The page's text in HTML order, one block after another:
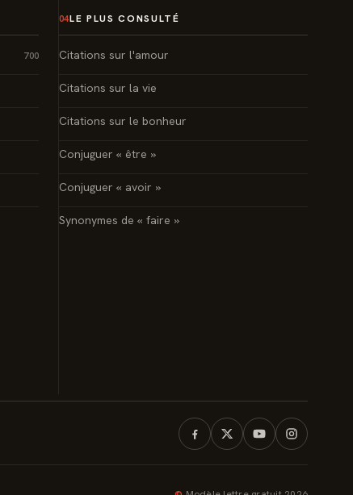
700
04LE PLUS CONSULTÉ
Citations sur l'amour
Citations sur la vie
Citations sur le bonheur
Conjuguer « être »
Conjuguer « avoir »
Synonymes de « faire »